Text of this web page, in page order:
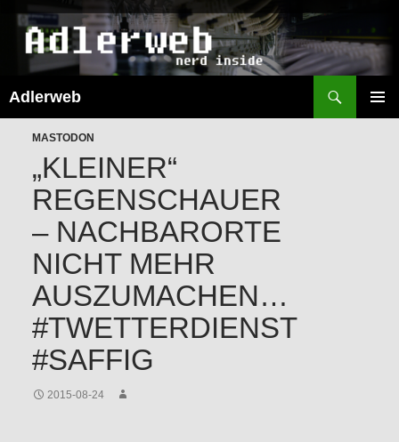
Adlerweb
SPRINGEN
MASTODON
„KLEINER“
REGENSCHAUER
– NACHBARORTE
NICHT MEHR
AUSZUMACHEN…
#TWETTERDIENST
#SAFFIG
2015-08-24